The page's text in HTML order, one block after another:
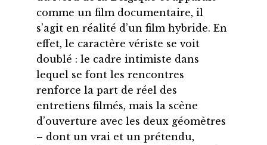
comme un film documentaire, il
s’agit en réalité d’un film hybride. En
effet, le caractère vériste se voit
doublé : le cadre intimiste dans
lequel se font les rencontres
renforce la part de réel des
entretiens filmés, mais la scène
d’ouverture avec les deux géomètres
– dont un vrai et un prétendu,